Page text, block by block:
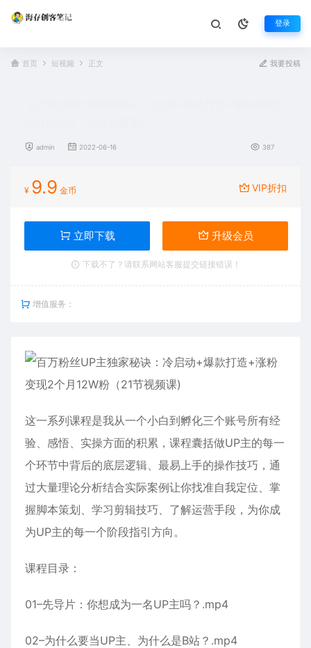
登录
首页 短视频 正文 我要投稿
admin 2022-06-16 387
¥ 9.9 金币 VIP折扣
立即下载 升级会员
下载不了？请联系网站客服提交链接错误！
增值服务：
这一系列课程是我从一个小白到孵化三个账号所有经
验、感悟、实操方面的积累，课程囊括做UP主的每一
个环节中背后的底层逻辑、最易上手的操作技巧，通
过大量理论分析结合实际案例让你找准自我定位、掌
握脚本策划、学习剪辑技巧、了解运营手段，为你成
为UP主的每一个阶段指引方向。
课程目录：
01–先导片：你想成为一名UP主吗？.mp4
02–为什么要当UP主、为什么是B站？.mp4